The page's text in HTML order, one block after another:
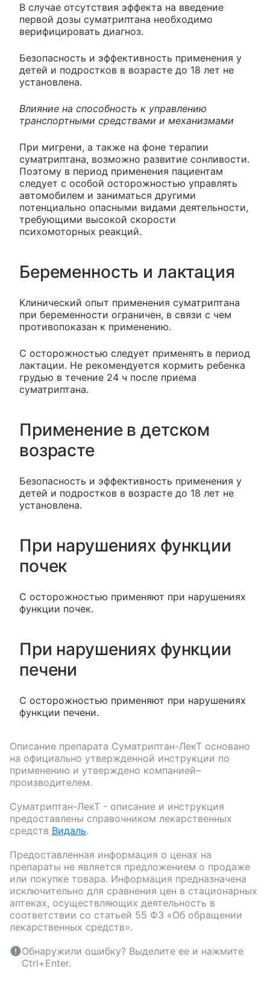
В случае отсутствия эффекта на введение
первой дозы суматриптана необходимо
верифицировать диагноз.
Безопасность и эффективность применения у
детей и подростков в возрасте до 18 лет не
установлена.
Влияние на способность к управлению
транспортными средствами и механизмами
При мигрени, а также на фоне терапии
суматриптана, возможно развитие сонливости.
Поэтому в период применения пациентам
следует с особой осторожностью управлять
автомобилем и заниматься другими
потенциально опасными видами деятельности,
требующими высокой скорости
психомоторных реакций.
Беременность и лактация
Клинический опыт применения суматриптана
при беременности ограничен, в связи с чем
противопоказан к применению.
С осторожностью следует применять в период
лактации. Не рекомендуется кормить ребенка
грудью в течение 24 ч после приема
суматриптана.
Применение в детском
возрасте
Безопасность и эффективность применения у
детей и подростков в возрасте до 18 лет не
установлена.
При нарушениях функции
почек
С осторожностью применяют при нарушениях
функции почек.
При нарушениях функции
печени
С осторожностью применяют при нарушениях
функции печени.
Описание препарата Суматриптан-ЛекТ основано
на официально утвержденной инструкции по
применению и утверждено компанией–
производителем.
Суматриптан-ЛекТ - описание и инструкция
предоставлены справочником лекарственных
средств Видаль.
Предоставленная информация о ценах на
препараты не является предложением о продаже
или покупке товара. Информация предназначена
исключительно для сравнения цен в стационарных
аптеках, осуществляющих деятельность в
соответствии со статьей 55 ФЗ «Об обращении
лекарственных средств».
Обнаружили ошибку? Выделите ее и нажмите
Ctrl+Enter.